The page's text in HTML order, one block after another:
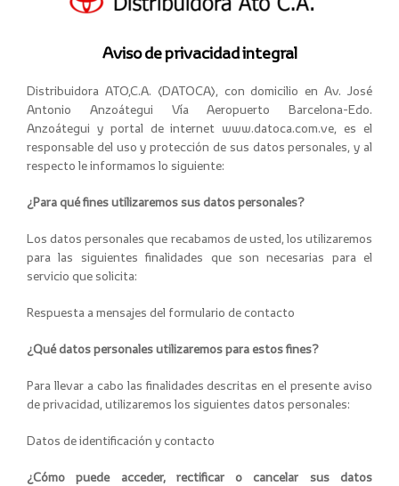
Aviso de privacidad integral
Distribuidora ATO,C.A. (DATOCA), con domicilio en Av. José
Antonio Anzoátegui Vía Aeropuerto Barcelona-Edo.
Anzoátegui y portal de internet www.datoca.com.ve, es el
responsable del uso y protección de sus datos personales, y al
respecto le informamos lo siguiente:
¿Para qué fines utilizaremos sus datos personales?
Los datos personales que recabamos de usted, los utilizaremos
para las siguientes finalidades que son necesarias para el
servicio que solicita:
Respuesta a mensajes del formulario de contacto
¿Qué datos personales utilizaremos para estos fines?
Para llevar a cabo las finalidades descritas en el presente aviso
de privacidad, utilizaremos los siguientes datos personales:
Datos de identificación y contacto
¿Cómo puede acceder, rectificar o cancelar sus datos